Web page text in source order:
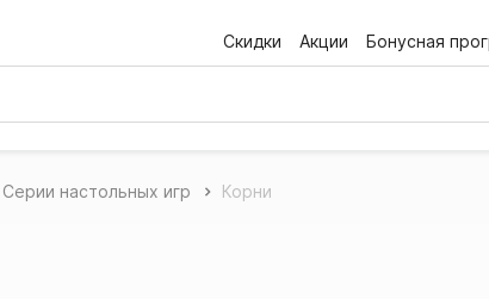
Скидки Акции Бонусная
Серии настольных игр Корни